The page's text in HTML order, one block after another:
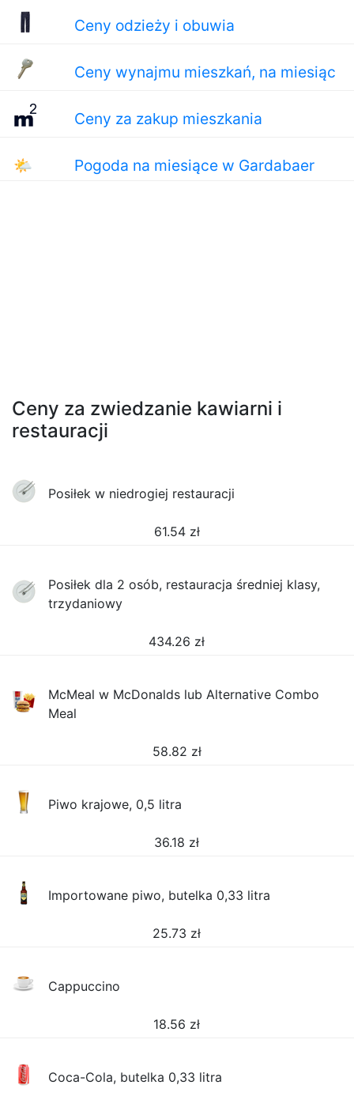
Ceny odzieży i obuwia
Ceny wynajmu mieszkań, na miesiąc
Ceny za zakup mieszkania
🌤 Pogoda na miesiące w Gardabaer
Ceny za zwiedzanie kawiarni i
restauracji
Posiłek w niedrogiej restauracji
61.54 zł
Posiłek dla 2 osób, restauracja średniej klasy,
trzydaniowy
434.26 zł
McMeal w McDonalds lub Alternative Combo
Meal
58.82 zł
Piwo krajowe, 0,5 litra
36.18 zł
Importowane piwo, butelka 0,33 litra
25.73 zł
Cappuccino
18.56 zł
Coca-Cola, butelka 0,33 litra